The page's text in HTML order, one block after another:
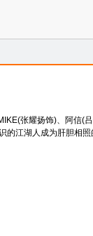
张耀扬饰)、阿信(
的江湖人成为肝胆相